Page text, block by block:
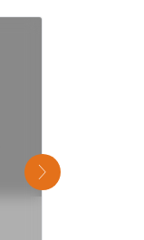
次のスライド